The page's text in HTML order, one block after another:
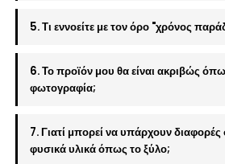
5. Τι εννοείτε με τον όρο "χρόνος
6. Το προϊόν μου θα είναι ακριβώς
φωτογραφία;
7. Γιατί μπορεί να υπάρχουν
φυσικά υλικά όπως το ξύλο;